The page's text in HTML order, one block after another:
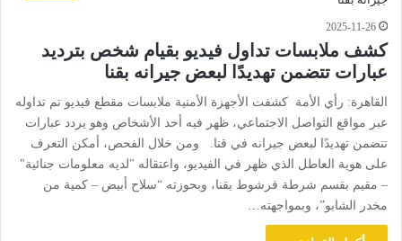
2025-11-26
كشف ملابسات تداول فيديو بقيام شخص بترديد
عبارات تتضمن تهديدًا لبعض جيرانه بقنا
القاهرة: رأي الأمة كشفت الأجهزة الأمنية ملابسات مقطع فيديو تم تداوله
عبر مواقع التواصل الاجتماعي، ظهر فيه أحد الأشخاص وهو يردد عبارات
تتضمن تهديدًا لبعض جيرانه في قنا. ومن خلال الفحص، أمكن التعرف
على هوية العاطل الذي ظهر في الفيديو، واعتقاله "لديه معلومات جنائية"
– مقيم بقسم شرطة فرشوط بقنا، وبحوزته “سلاح أبيض – كمية من
مخدر الشابو”، وبمواجهته…